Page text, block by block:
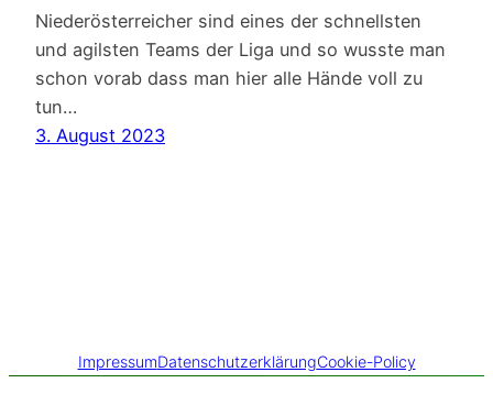
Niederösterreicher sind eines der schnellsten
und agilsten Teams der Liga und so wusste man
schon vorab dass man hier alle Hände voll zu
tun…
3. August 2023
ImpressumDatenschutzerklärungCookie-Policy